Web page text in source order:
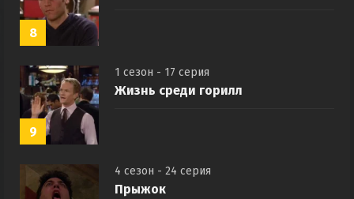
8
9
1 сезон - 17 серия
Жизнь среди горилл
4 сезон - 24 серия
Прыжок